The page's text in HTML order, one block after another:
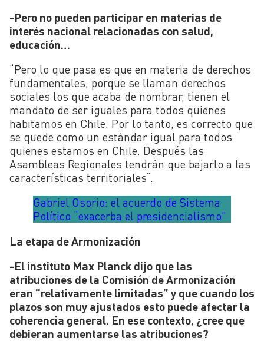
-Pero no pueden participar en materias de
interés nacional relacionadas con salud,
educación…
“Pero lo que pasa es que en materia de derechos
fundamentales, porque se llaman derechos
sociales los que acaba de nombrar, tienen el
mandato de ser iguales para todos quienes
habitamos en Chile. Por lo tanto, es correcto que
se quede como un estándar igual para todos
quienes estamos en Chile. Después las
Asambleas Regionales tendrán que bajarlo a las
características territoriales“.
Gabriel Osorio: el acuerdo de Sistema
Político “exacerba el presidencialismo”
La etapa de Armonización
-El instituto Max Planck dijo que las
atribuciones de la Comisión de Armonización
eran “relativamente limitadas” y que cuando los
plazos son muy ajustados esto puede afectar la
coherencia general. En ese contexto, ¿cree que
debieran aumentarse las atribuciones?